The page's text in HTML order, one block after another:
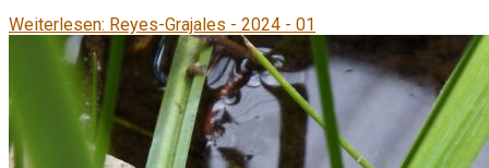
Weiterlesen: Reyes-Grajales - 2024 - 01